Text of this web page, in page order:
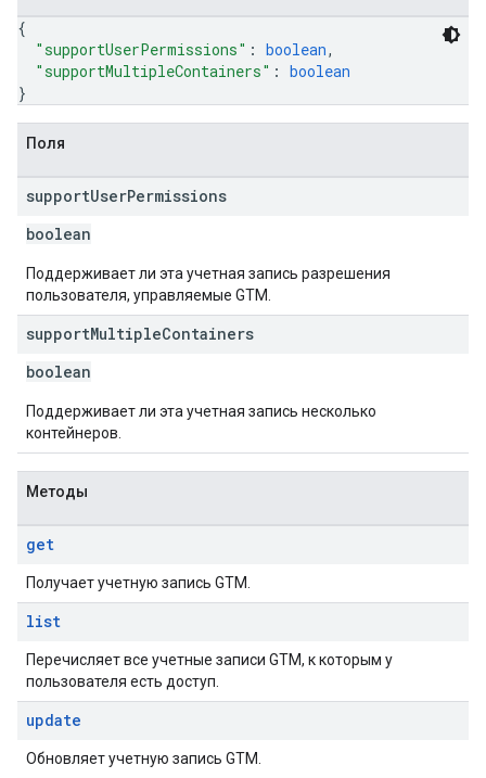
{
"supportUserPermissions" : boolean,
"supportMultipleContainers" : boolean
}
Поля
supportUserPermissions
boolean
Поддерживает ли эта учетная запись разрешения
пользователя, управляемые GTM.
supportMultipleContainers
boolean
Поддерживает ли эта учетная запись несколько
контейнеров.
Методы
get
Получает учетную запись GTM.
list
Перечисляет все учетные записи GTM, к которым у
пользователя есть доступ.
update
Обновляет учетную запись GTM.